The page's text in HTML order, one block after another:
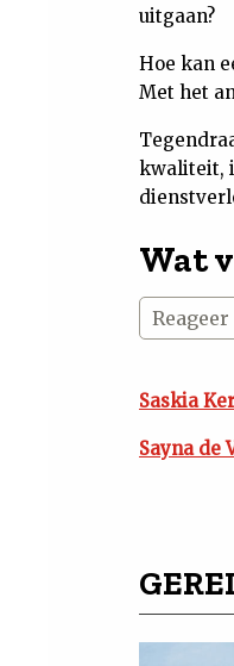
uitgaan?
Hoe kan
Met het
kwaliteit,
Wat
Reageer
Saskia
Sayna de